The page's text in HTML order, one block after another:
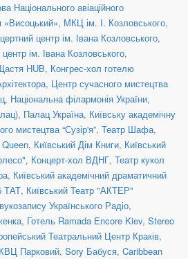
Національного авіаційного
«Висоцький», МКЦ ім. І. Козловського,
центр ім. Івана Козловського,
ім. Івана Козловського,
HUB, Конгрес-хол готелю
, Центр сучасного мистецтва
, Національна філармонія України,
, Палац Україна, Київську академічну
мистецтва “Сузір'я”, Театр Шафа,
, Київський Дім Книги, Київський
, Концерт-хол ВДНГ, Театр кукол
, Київський академічний драматичний
ТАТ, Київський Театр "АКТЕР"
Українського Радіо,
, Готель Ramada Encore Kiev, Stereo
Театральний Центр Краків,
КВЦ Парковий, Sory Бабуся, Caribbean